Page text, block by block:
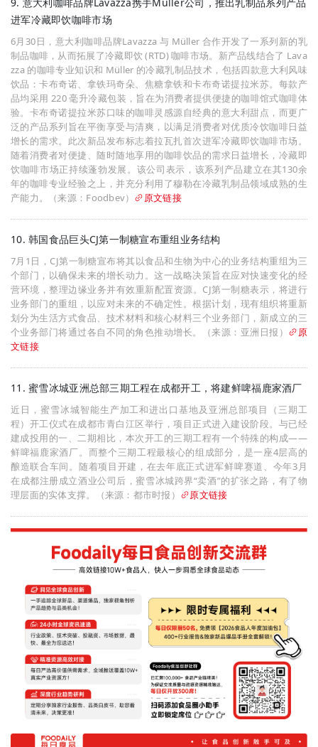
进军冷藏即饮咖啡市场
6月30日，意大利咖啡品牌Lavazza 与 Müller 合作开发了一系列新的乳
制品咖啡，从而拓展了冷藏即饮 (RTD) 咖啡市场。新产品线结合了 Lava
zza 的咖啡专业知识和 Müller 的冷藏乳制品技术，包括四款意大利风味
饮品：卡布奇诺、拿铁玛奇朵、焦糖拿铁和卡布奇诺提拉米苏。每款产
品均采用 220 毫升冷藏包装，旨在为消费者提供便捷的咖啡馆式咖啡体
验。卡布奇诺提拉米苏口味的咖啡灵感源自经典的意大利甜点，而更广
泛的产品系列旨在平衡享受与清爽，以满足消费者对优质冷饮咖啡日益
增长的需求。此次新品发布标志着拉瓦扎首次进军冷藏即饮咖啡市场。
随着消费者对便捷、随时随地享用的咖啡饮品的需求日益增长，冷藏即
饮咖啡市场正持续蓬勃发展。该公司表示，该系列产品建立在其130余
年的咖啡专业经验之上，并充分利用了穆勒在冷藏乳制品领域成熟的生
产能力。（来源：Foodbev）
原文链接
10. 韩国食品巨头CJ第一制糖宣布重组业务结构
7月1日，CJ第一制糖宣布将其以食品和生物为中心的业务结构重组为三
个部门，以确保未来的增长动力。这一战略决策旨在应对快速变化的经
营环境，整理边缘业务并有效重新配置资源。CJ第一制糖表示，将进行
业务部门的重组，以应对未来的不确定性。根据计划，现有组织将重新
划分为生活方式食品、技术材料和核心材料三个业务部门，新成立的三
个业务部门将通过各自不同的角色推动增长。（来源：亚洲日报）
原
文链接
11. 蜜雪冰城亚洲总部三期工程在成都开工，将建鲜啤福鹿家酒厂
近日，蜜雪冰城智能生产加工和进出口基地及亚洲总部项目（三期工
程）开工仪式在成都市青白江区举行，项目正式进入建设阶段。与已经
建成投用的一、二期相比，本次开工的三期工程有一个特殊的构成——
鲜啤福鹿家酒厂。而整个三期工程最核心的组成部分，是一座4层高的
酿造联合车间。随着项目开建，在去年底正式进军鲜啤赛道、今年3月
在成都注册成立酒业公司后，蜜雪冰城跨界“卖酒”的扩张之路，有了物
理层面的实体支撑。（来源：都市时报）
原文链接